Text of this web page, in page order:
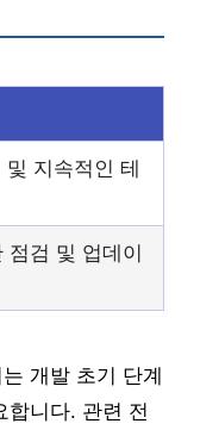
지속적인 테
점검 및 업데이
개발 초기 단계
합니다. 관련 전